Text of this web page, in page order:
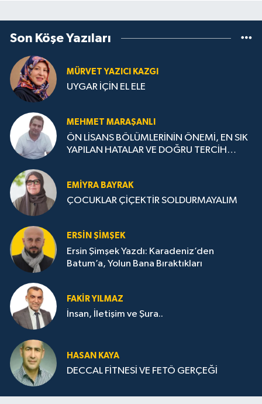
Son Köşe Yazıları
MÜRVET YAZICI KAZGI
UYGAR İÇİN EL ELE
MEHMET MARAŞANLI
ÖN LİSANS BÖLÜMLERİNİN ÖNEMİ, EN SIK
YAPILAN HATALAR VE DOĞRU TERCİH
EMIYRA BAYRAK
ÇOCUKLAR ÇİÇEKTİR SOLDURMAYALIM
ERSIN ŞIMŞEK
Ersin Şimşek Yazdı: Karadeniz’den
Batum’a, Yolun Bana Bıraktıkları
FAKIR YILMAZ
İnsan, İletişim ve Şura..
HASAN KAYA
DECCAL FİTNESİ VE FETÖ GERÇEĞİ